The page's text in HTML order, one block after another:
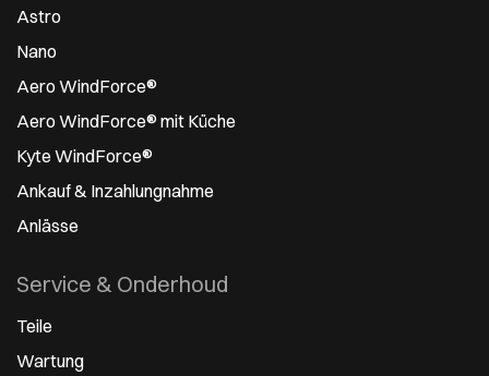
Astro
Nano
Aero WindForce®
Aero WindForce® mit Küche
Kyte WindForce®
Ankauf & Inzahlungnahme
Anlässe
Service & Onderhoud
Teile
Wartung